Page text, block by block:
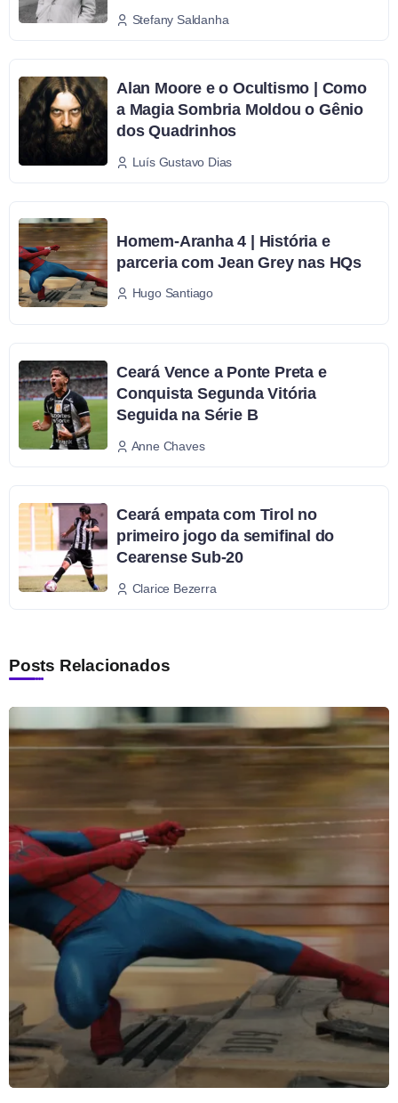
Stefany Saldanha
Alan Moore e o Ocultismo | Como
a Magia Sombria Moldou o Gênio
dos Quadrinhos
Luís Gustavo Dias
Homem-Aranha 4 | História e
parceria com Jean Grey nas HQs
Hugo Santiago
Ceará Vence a Ponte Preta e
Conquista Segunda Vitória
Seguida na Série B
Anne Chaves
Ceará empata com Tirol no
primeiro jogo da semifinal do
Cearense Sub-20
Clarice Bezerra
Posts Relacionados